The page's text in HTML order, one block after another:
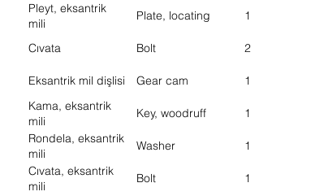
Pleyt, eksantrik
mili
Plate, locating 1
Cıvata Bolt 2
Eksantrik mil dişlisi Gear cam 1
Kama, eksantrik
mili
Key, woodruff 1
Rondela, eksantrik
mili
Washer 1
Cıvata, eksantrik
mili
Bolt 1